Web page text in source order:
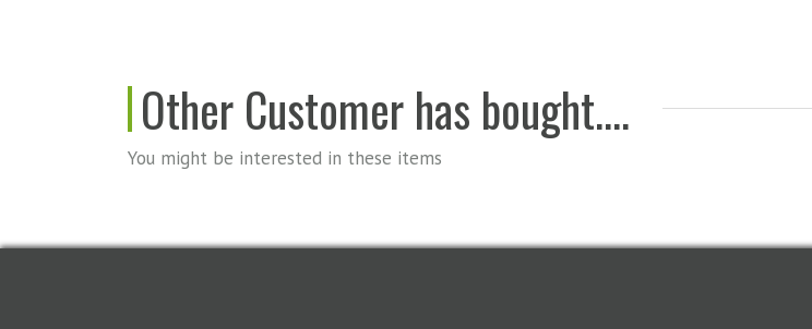
Other Customer has bought....
You might be interested in these items